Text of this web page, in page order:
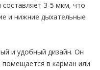
составляет 3-5 мкм, что
и нижние дыхательные
и удобный дизайн. Он
помещается в карман или